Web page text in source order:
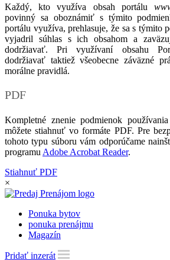
Každý, kto využíva obsah portálu
povinný sa oboznámiť s týmito
portálu využíva, prehlasuje, že sa s týmito
vyjadril súhlas s ich obsahom a
dodržiavať. Pri využívaní obsahu
dodržiavať taktiež všeobecne záväzné
morálne pravidlá.
PDF
Kompletné znenie podmienok
môžete stiahnuť vo formáte PDF. Pre
tohoto typu súboru vám odporúčame
programu Adobe Acrobat Reader.
Stiahnuť PDF
×
Ponuka bytov
ponuka prenájmu
Magazín
Pridať inzerát